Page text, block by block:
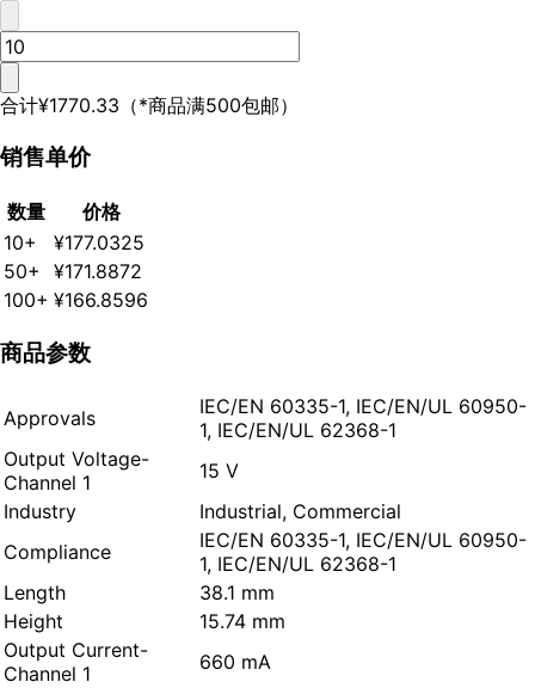
合计¥1770.33 （*商品满500包邮）
销售单价
数量
价格
10+
¥177.0325
50+
¥171.8872
100+ ¥166.8596
商品参数
Approvals
IEC/EN 60335-1, IEC/EN/UL 60950-
1, IEC/EN/UL 62368-1
Output Voltage-
Channel 1
15 V
Industry
Industrial, Commercial
Compliance
IEC/EN 60335-1, IEC/EN/UL 60950-
1, IEC/EN/UL 62368-1
Length
38.1 mm
Height
15.74 mm
Output Current-
Channel 1
660 mA